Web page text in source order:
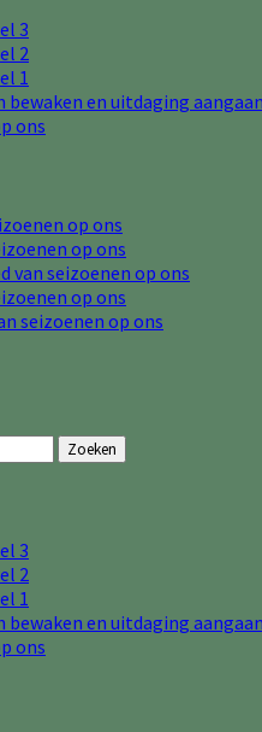
3
2
1
bewaken en uitdaging
ons
op ons
op ons
van seizoenen op ons
op ons
seizoenen op ons
Zoeken
3
2
1
bewaken en uitdaging
ons